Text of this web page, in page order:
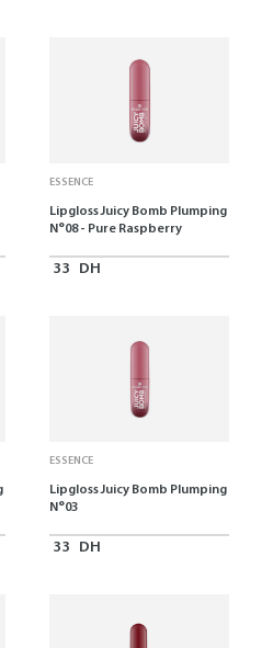
ESSENCE
Lipgloss Juicy Bomb Plumping
N°08 - Pure Raspberry
33 DH
ESSENCE
Lipgloss Juicy Bomb Plumping
N°03
33 DH